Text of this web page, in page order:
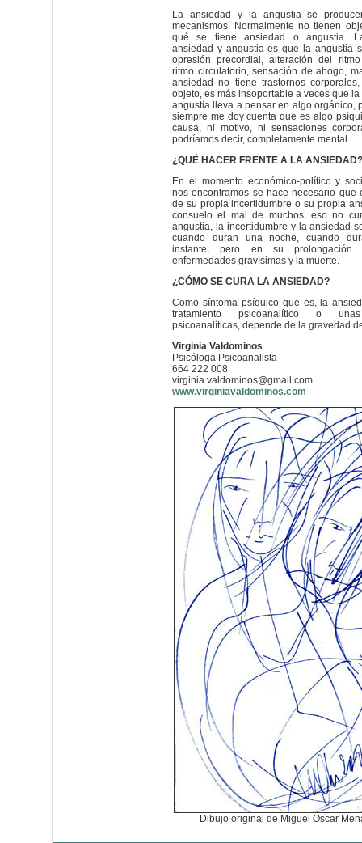
La ansiedad y la angustia se
mecanismos. Normalmente no tienen
qué se tiene ansiedad o angustia.
ansiedad y angustia es que la angustia
opresión precordial, alteración del
ritmo circulatorio, sensación de ahogo,
ansiedad no tiene trastornos
objeto, es más insoportable a veces que
angustia lleva a pensar en algo orgánico,
siempre me doy cuenta que es algo
causa, ni motivo, ni sensaciones
podríamos decir, completamente mental.
¿QUÉ HACER FRENTE A LA ANSIEDAD?
En el momento económico-político y
nos encontramos se hace necesario que
de su propia incertidumbre o su propia
consuelo el mal de muchos, eso no
angustia, la incertidumbre y la ansiedad
cuando duran una noche, cuando
instante, pero en su prolongación
enfermedades gravísimas y la muerte.
¿CÓMO SE CURA LA ANSIEDAD?
Como síntoma psíquico que es, la
tratamiento psicoanalítico o unas
psicoanalíticas, depende de la gravedad
Virginia Valdominos
Psicóloga Psicoanalista
664 222 008
virginia.valdominos@gmail.com
www.virginiavaldominos.com
Dibujo original de Miguel Oscar